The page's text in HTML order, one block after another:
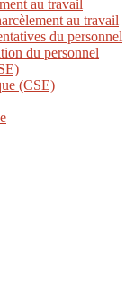
au travail
au travail
du personnel
du personnel
(CSE)